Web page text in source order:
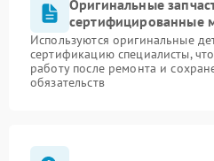
Оригинальные
сертифицированные
Используются оригинальные
сертификацию специалисты,
работу после ремонта и
обязательств